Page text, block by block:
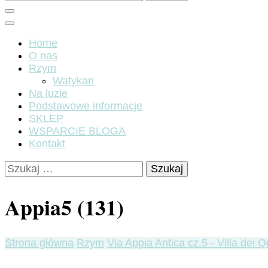
Home
O nas
Rzym
Watykan
Na luzie
Podstawowe informacje
SKLEP
WSPARCIE BLOGA
Kontakt
Szukaj:
Appia5 (131)
Strona główna Rzym Via Appia Antica cz.5 - Villa dei